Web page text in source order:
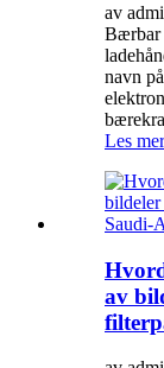
av
Bærbar
navn
Les mer
av